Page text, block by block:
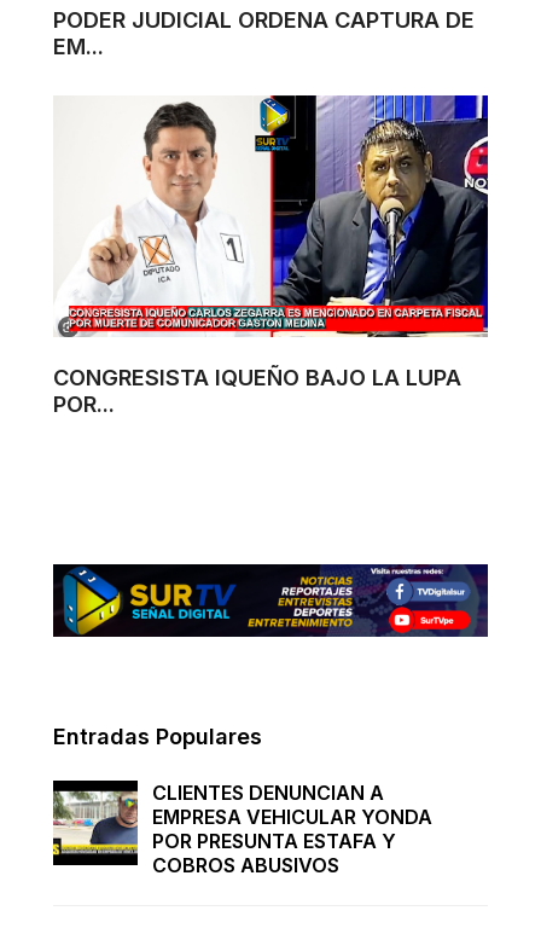
PODER JUDICIAL ORDENA CAPTURA DE
EM...
CONGRESISTA IQUEÑO BAJO LA LUPA
POR...
Entradas Populares
CLIENTES DENUNCIAN A
EMPRESA VEHICULAR YONDA
POR PRESUNTA ESTAFA Y
COBROS ABUSIVOS